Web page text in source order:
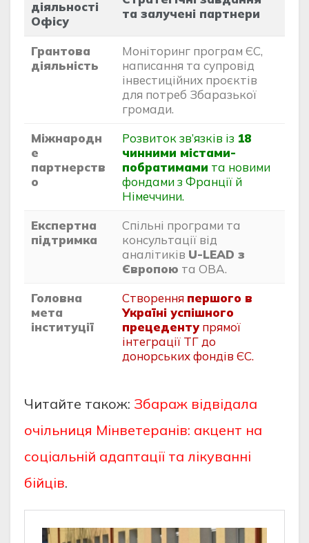
діяльності
Офісу
та залучені партнери
Грантова
діяльність
Моніторинг програм ЄС,
написання та супровід
інвестиційних проєктів
для потреб Збаразької
громади.
Міжнародн
е
партнерств
о
Розвиток зв’язків із 18
чинними містами-
побратимами та новими
фондами з Франції й
Німеччини.
Експертна
підтримка
Спільні програми та
консультації від
аналітиків U-LEAD з
Європою та ОВА.
Головна
мета
інституції
Створення першого в
Україні успішного
прецедентупрямої
інтеграції ТГ до
донорських фондів ЄС.
Читайте також: Збараж відвідала
очільниця Мінветеранів: акцент на
соціальній адаптації та лікуванні
бійців.